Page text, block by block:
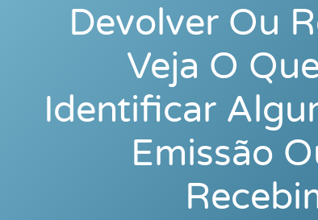
Devolver Ou
Veja O
Identificar
Emissão